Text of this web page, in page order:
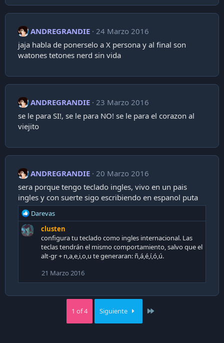
ANDREGRANDIE 24 Marzo 2016
jaja habla de ponerselo a X persona y al final son
watones tetones nerd sin vida
ANDREGRANDIE 23 Marzo 2016
se le para SI!, se le para NO! se le para el corazon al
viejito
ANDREGRANDIE 20 Marzo 2016
sera porque tengo teclado ingles, vivo en un pais
ingles y con suerte sigo escribiendo en espanol puta
R
e
a
s
:
Darevas
clusten
configura tu teclado como ingles internacional. Las
teclas tendrán el mismo comportamiento, salvo que el
alt-gr + n,a,e,i,o,u te generaran: ñ,á,é,í,ó,ú.
21 Marzo 2016
1 of 4 Siguiente